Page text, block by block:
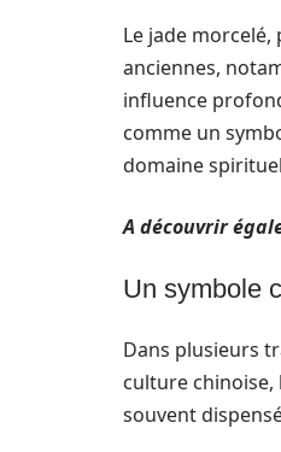
Le jade
anciennes,
influence
comme un
domaine
A découvrir
Un symbole
Dans plusieurs
culture chinoise,
souvent